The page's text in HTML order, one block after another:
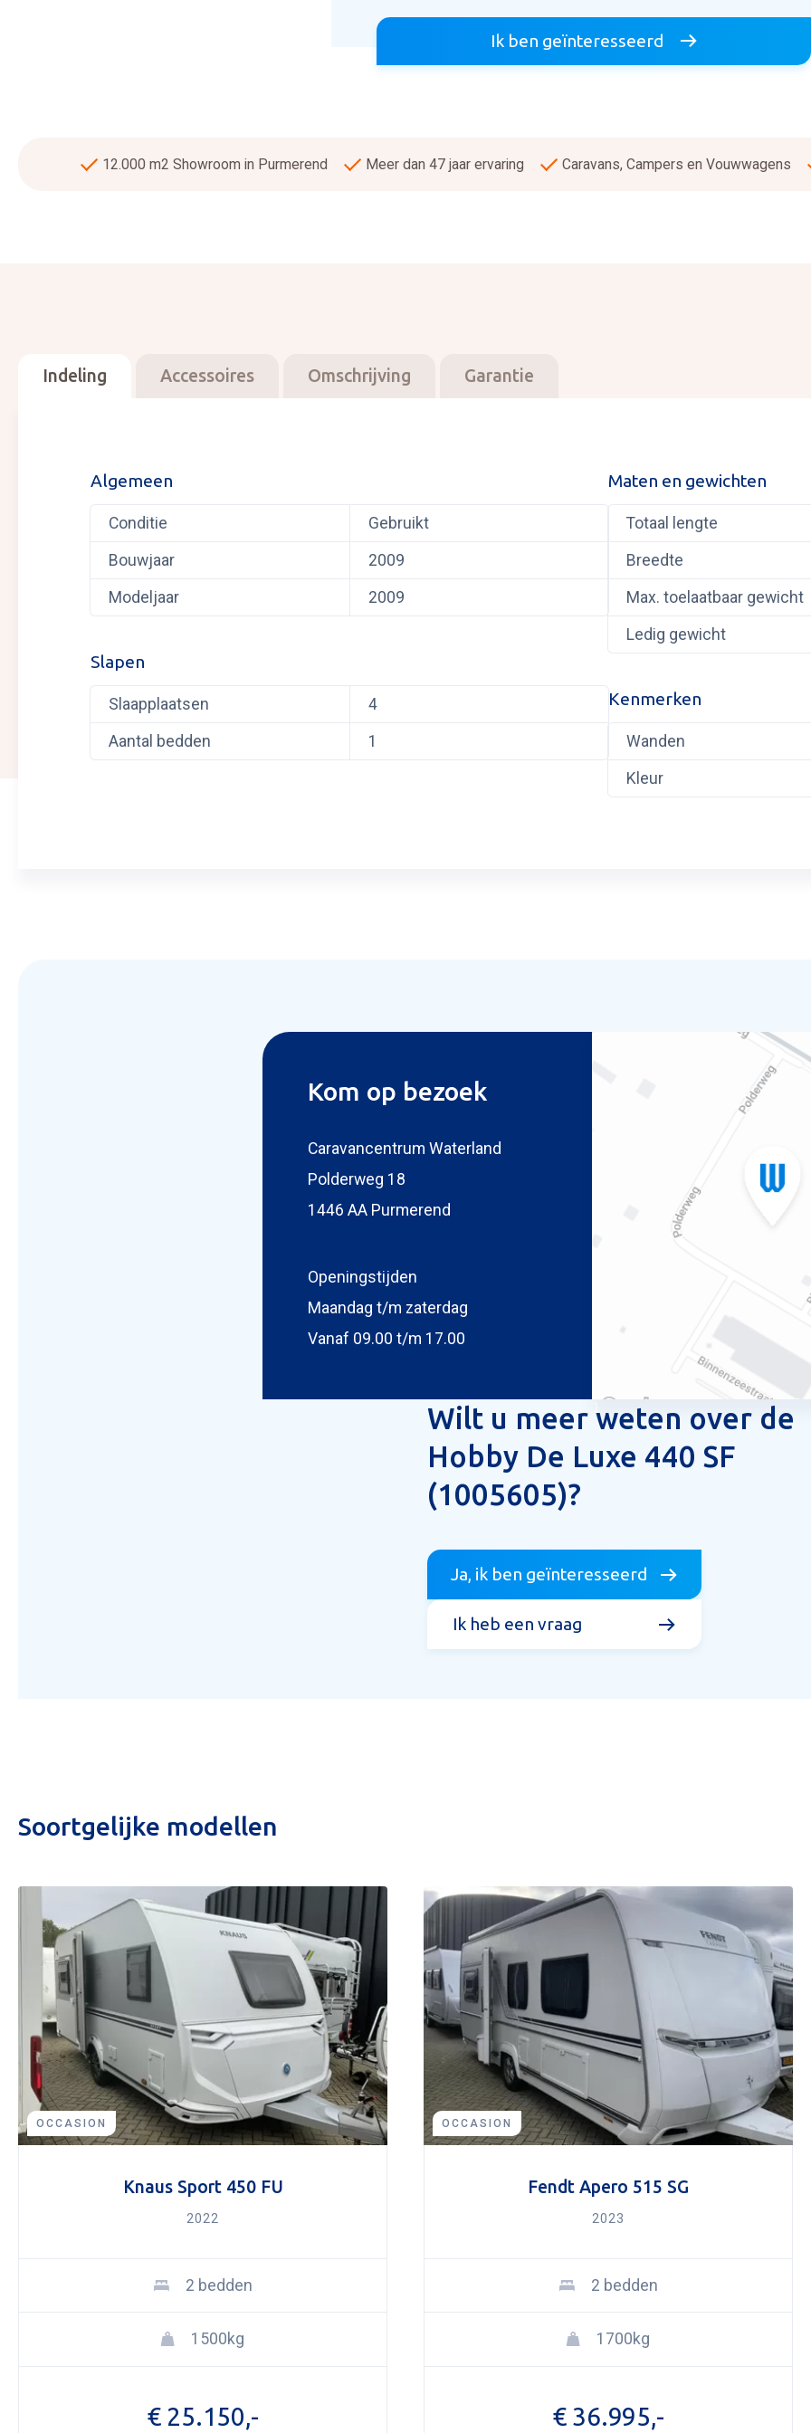
Foto bijvoegen
Selecteer uw foto
Mijn bericht versturen
Ik ben geïnteresseerd
12.000 m2 Showroom in Purmerend Meer dan 47 jaar ervaring Caravans, Campers en Vouwwagens
Indeling Accessoires Omschrijving Garantie
Algemeen
Conditie Gebruikt
Bouwjaar 2009
Modeljaar 2009
Slapen
Slaapplaatsen 4
Aantal bedden 1
Maten en gewichten
Totaal lengte
Breedte
Max. toelaatbaar gewicht
Ledig gewicht
Kenmerken
Wanden
Kleur
Kom op bezoek
Caravancentrum Waterland
Polderweg 18
1446 AA Purmerend
Openingstijden
Maandag t/m zaterdag
Vanaf 09.00 t/m 17.00
1
Wilt u meer weten over de
Hobby De Luxe 440 SF
(1005605)?
Ja, ik ben geïnteresseerd
Ik heb een vraag
Soortgelijke modellen
OCCASION
Knaus Sport 450 FU
2022
2 bedden
1500kg
€ 25.150,-
OCCASION
Fendt Apero 515 SG
2023
2 bedden
1700kg
€ 36.995,-